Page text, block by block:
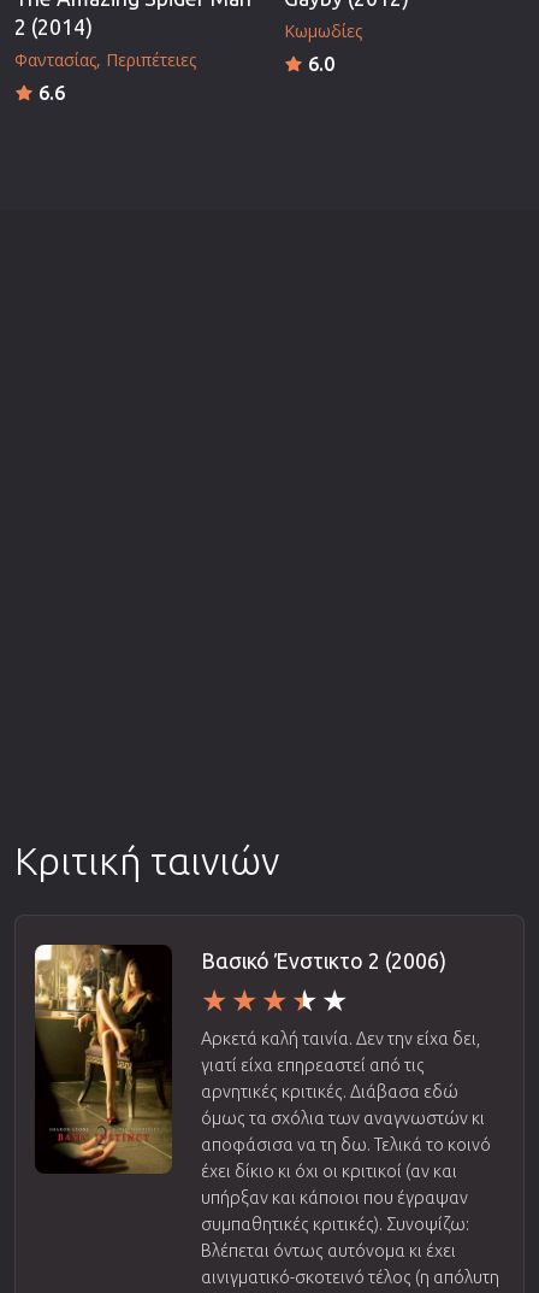
2 (2014)
Φαντασίας Περιπέτειες
6.6
Κωμωδίες
6.0
Κριτική ταινιών
Βασικό Ένστικτο 2 (2006)
Αρκετά καλή ταινία. Δεν την είχα δει,
γιατί είχα επηρεαστεί από τις
αρνητικές κριτικές. Διάβασα εδώ
όμως τα σχόλια των αναγνωστών κι
αποφάσισα να τη δω. Τελικά το κοινό
έχει δίκιο κι όχι οι κριτικοί (αν και
υπήρξαν και κάποιοι που έγραψαν
συμπαθητικές κριτικές). Συνοψίζω:
Βλέπεται όντως αυτόνομα κι έχει
αινιγματικό-σκοτεινό τέλος (η απόλυτη